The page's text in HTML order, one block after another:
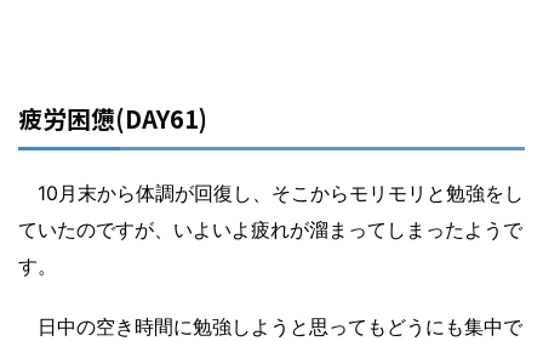
疲労困憊(DAY61)
10月末から体調が回復し、そこからモリモリと勉強をし
ていたのですが、いよいよ疲れが溜まってしまったようで
す。
日中の空き時間に勉強しようと思ってもどうにも集中で